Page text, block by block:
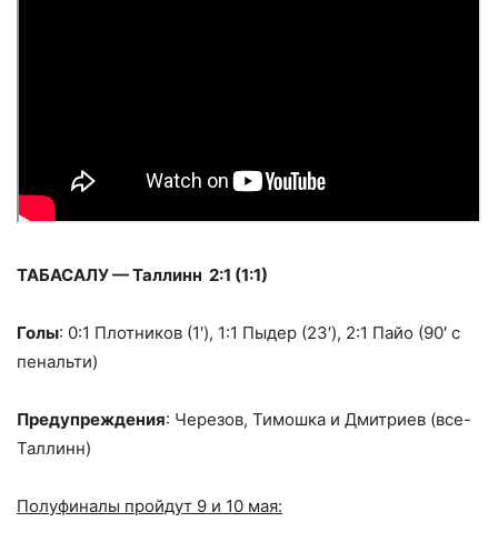
ТАБАСАЛУ — Таллинн 2:1 (1:1)
Голы: 0:1 Плотников (1′), 1:1 Пыдер (23′), 2:1 Пайо (90′ с
пенальти)
Предупреждения: Черезов, Тимошка и Дмитриев (все-
Таллинн)
Полуфиналы пройдут 9 и 10 мая: